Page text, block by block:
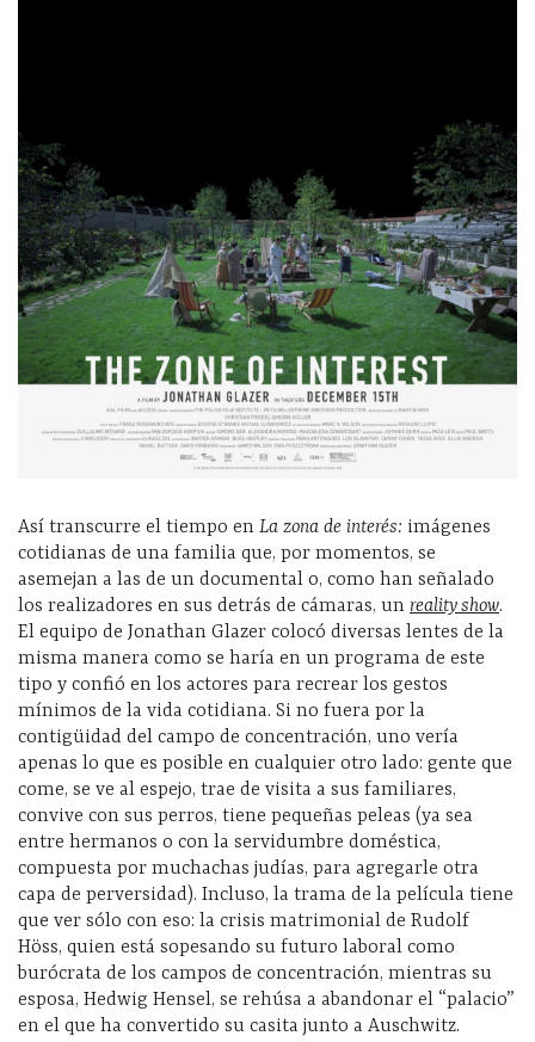
Así transcurre el tiempo en La zona de interés: imágenes
cotidianas de una familia que, por momentos, se
asemejan a las de un documental o, como han señalado
los realizadores en sus detrás de cámaras, un reality show.
El equipo de Jonathan Glazer colocó diversas lentes de la
misma manera como se haría en un programa de este
tipo y confió en los actores para recrear los gestos
mínimos de la vida cotidiana. Si no fuera por la
contigüidad del campo de concentración, uno vería
apenas lo que es posible en cualquier otro lado: gente que
come, se ve al espejo, trae de visita a sus familiares,
convive con sus perros, tiene pequeñas peleas (ya sea
entre hermanos o con la servidumbre doméstica,
compuesta por muchachas judías, para agregarle otra
capa de perversidad). Incluso, la trama de la película tiene
que ver sólo con eso: la crisis matrimonial de Rudolf
Höss, quien está sopesando su futuro laboral como
burócrata de los campos de concentración, mientras su
esposa, Hedwig Hensel, se rehúsa a abandonar el “palacio”
en el que ha convertido su casita junto a Auschwitz.